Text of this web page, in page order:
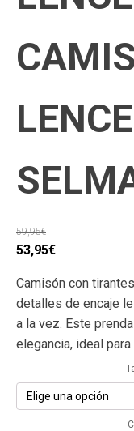
59,95€
El
original
era:
59,95€.
53,95€El
actual
es:
53,95€.
Camisón con
detalles de encaje
a la vez. Este
elegancia, ideal